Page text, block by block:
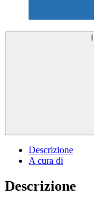
Descrizione
A cura di
Descrizione